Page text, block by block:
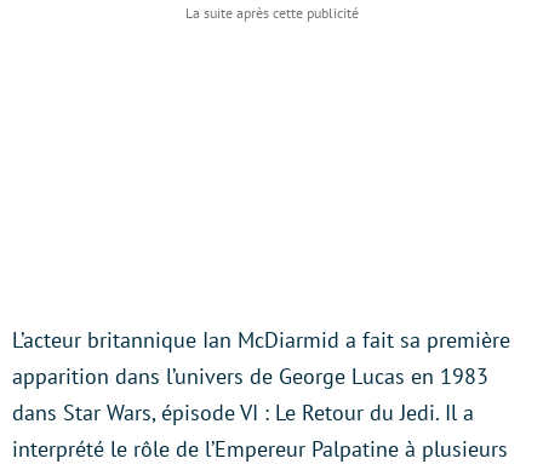
L’acteur britannique Ian McDiarmid a fait sa première
apparition dans l’univers de George Lucas en 1983
dans Star Wars, épisode VI : Le Retour du Jedi. Il a
interprété le rôle de l’Empereur Palpatine à plusieurs